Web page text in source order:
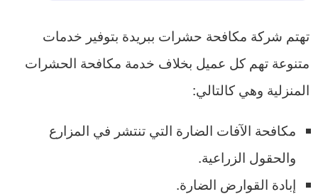
تهتم شركة مكافحة حشرات ببريدة بتوفير خدمات
متنوعة تهم كل عميل بخلاف خدمة مكافحة الحشرات
المنزلية وهي كالتالي:
مكافحة الآفات الضارة التي تنتشر في المزارع
والحقول الزراعية.
إبادة القوارض الضارة.